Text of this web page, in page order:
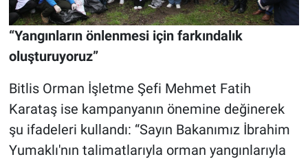
“Yangınların önlenmesi için farkındalık
oluşturuyoruz”
Bitlis Orman İşletme Şefi Mehmet Fatih
Karataş ise kampanyanın önemine değinerek
şu ifadeleri kullandı: “Sayın Bakanımız İbrahim
Yumaklı'nın talimatlarıyla orman yangınlarıyla